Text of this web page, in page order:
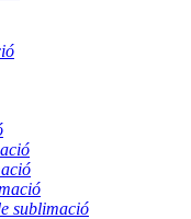
sublimació